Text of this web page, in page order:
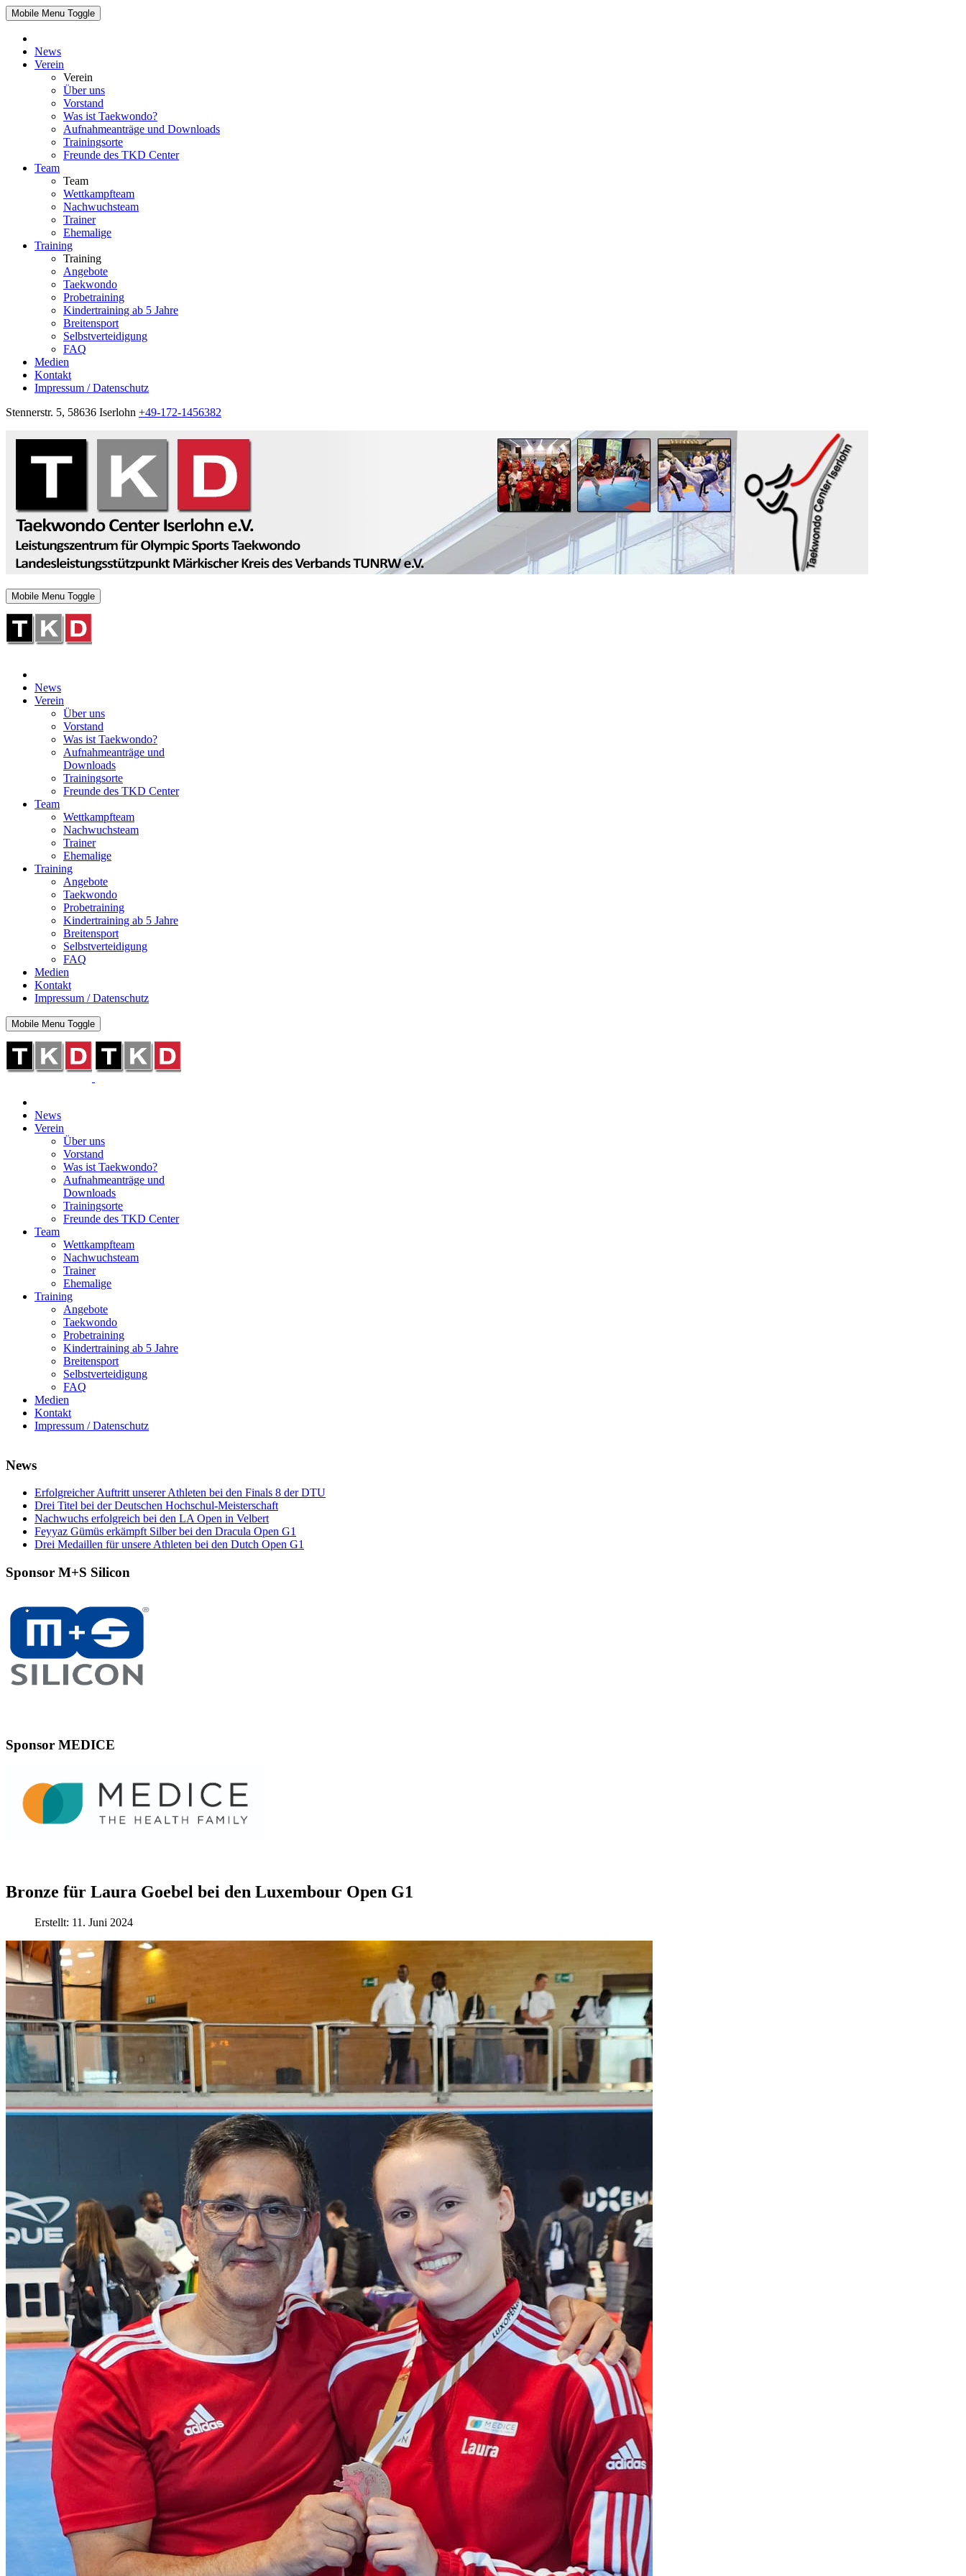
Mobile Menu Toggle
News
Verein
Verein
Über uns
Vorstand
Was ist Taekwondo?
Aufnahmeanträge und Downloads
Trainingsorte
Freunde des TKD Center
Team
Team
Wettkampfteam
Nachwuchsteam
Trainer
Ehemalige
Training
Training
Angebote
Taekwondo
Probetraining
Kindertraining ab 5 Jahre
Breitensport
Selbstverteidigung
FAQ
Medien
Kontakt
Impressum / Datenschutz
Stennerstr. 5, 58636 Iserlohn +49-172-1456382
Mobile Menu Toggle
News
Verein
Über uns
Vorstand
Was ist Taekwondo?
Aufnahmeanträge und
Downloads
Trainingsorte
Freunde des TKD Center
Team
Wettkampfteam
Nachwuchsteam
Trainer
Ehemalige
Training
Angebote
Taekwondo
Probetraining
Kindertraining ab 5 Jahre
Breitensport
Selbstverteidigung
FAQ
Medien
Kontakt
Impressum / Datenschutz
Mobile Menu Toggle
News
Verein
Über uns
Vorstand
Was ist Taekwondo?
Aufnahmeanträge und
Downloads
Trainingsorte
Freunde des TKD Center
Team
Wettkampfteam
Nachwuchsteam
Trainer
Ehemalige
Training
Angebote
Taekwondo
Probetraining
Kindertraining ab 5 Jahre
Breitensport
Selbstverteidigung
FAQ
Medien
Kontakt
Impressum / Datenschutz
News
Erfolgreicher Auftritt unserer Athleten bei den Finals 8 der DTU
Drei Titel bei der Deutschen Hochschul-Meisterschaft
Nachwuchs erfolgreich bei den LA Open in Velbert
Feyyaz Gümüs erkämpft Silber bei den Dracula Open G1
Drei Medaillen für unsere Athleten bei den Dutch Open G1
Sponsor M+S Silicon
Sponsor MEDICE
Bronze für Laura Goebel bei den Luxembour Open G1
Erstellt: 11. Juni 2024